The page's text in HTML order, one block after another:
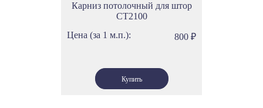
Карниз потолочный для штор
СТ2100
Цена (за 1 м.п.):
800 ₽